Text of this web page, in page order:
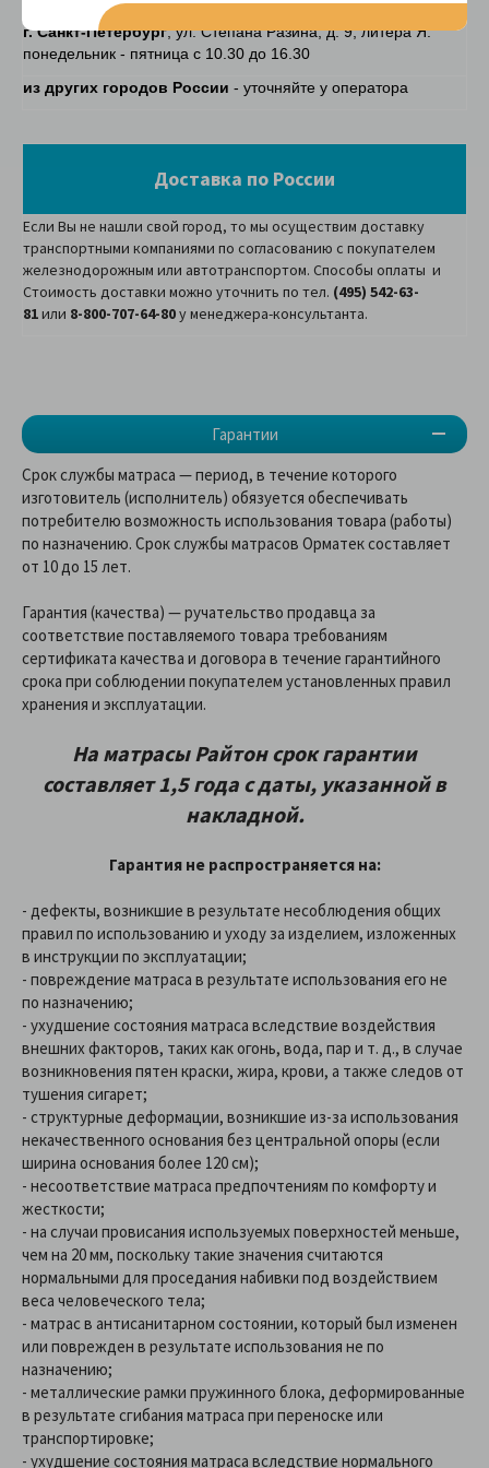
Гарантии
г. Санкт-Петербург, ул. Степана Разина, д. 9, литера Я.
понедельник - пятница с 10.30 до 16.30
из других городов России - уточняйте у оператора
Доставка по России
Если Вы не нашли свой город, то мы осуществим доставку
транспортными компаниями по согласованию с покупателем
железнодорожным или автотранспортом. Способы оплаты и
Стоимость доставки можно уточнить по тел. (495) 542-63-
81или 8-800-707-64-80у менеджера-консультанта.
Срок службы матраса — период, в течение которого
изготовитель (исполнитель) обязуется обеспечивать
потребителю возможность использования товара (работы)
по назначению. Срок службы матрасов Орматек составляет
от 10 до 15 лет.
Гарантия (качества) — ручательство продавца за
соответствие поставляемого товара требованиям
сертификата качества и договора в течение гарантийного
срока при соблюдении покупателем установленных правил
хранения и эксплуатации.
На матрасы Райтон срок гарантии
составляет 1,5 года с даты, указанной в
накладной.
Гарантия не распространяется на:
- дефекты, возникшие в результате несоблюдения общих
правил по использованию и уходу за изделием, изложенных
в инструкции по эксплуатации;
- повреждение матраса в результате использования его не
по назначению;
- ухудшение состояния матраса вследствие воздействия
внешних факторов, таких как огонь, вода, пар и т. д., в случае
возникновения пятен краски, жира, крови, а также следов от
тушения сигарет;
- структурные деформации, возникшие из-за использования
некачественного основания без центральной опоры (если
ширина основания более 120 см);
- несоответствие матраса предпочтениям по комфорту и
жесткости;
- на случаи провисания используемых поверхностей меньше,
чем на 20 мм, поскольку такие значения считаются
нормальными для проседания набивки под воздействием
веса человеческого тела;
- матрас в антисанитарном состоянии, который был изменен
или поврежден в результате использования не по
назначению;
- металлические рамки пружинного блока, деформированные
в результате сгибания матраса при переноске или
транспортировке;
- ухудшение состояния матраса вследствие нормального